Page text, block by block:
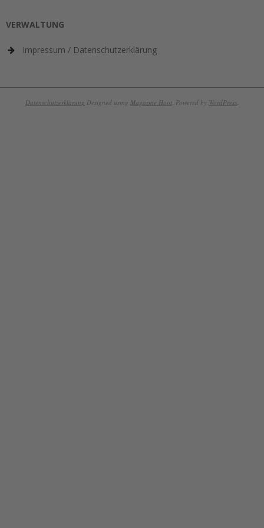
VERWALTUNG
Impressum / Datenschutzerklärung
Datenschutzerklärung Designed using Magazine Hoot. Powered by WordPress.